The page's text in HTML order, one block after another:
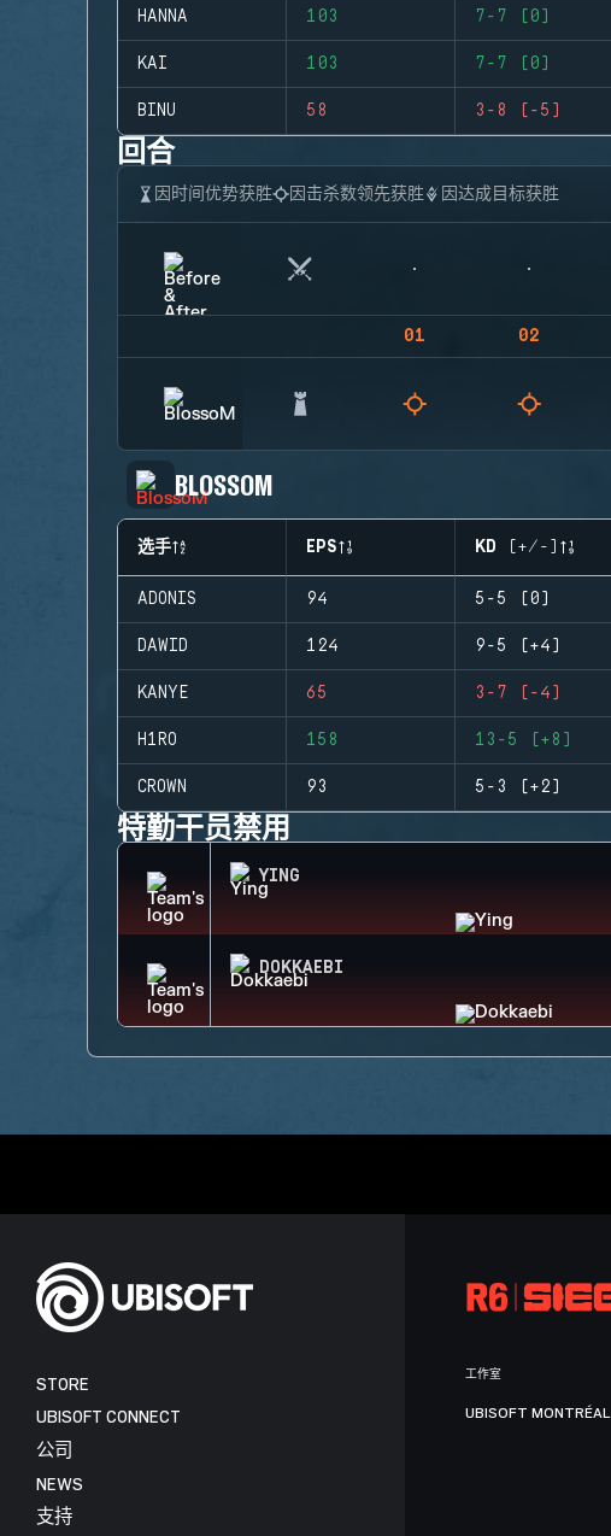
HANNA 103 7-7 (0)
KAI 103 7-7 (0)
BINU 58 3-8 (-5)
回合
因时间优势获胜 因击杀数领先获胜 因达成目标获胜
01 02
BLOSSOM
选手 EPS KD (+/-)
ADONIS 94 5-5 (0)
DAWID 124 9-5 (+4)
KANYE 65 3-7 (-4)
H1RO 158 13-5 (+8)
CROWN 93 5-3 (+2)
特勤干员禁用
YING
DOKKAEBI
STORE
UBISOFT CONNECT
公司
NEWS
支持
工作室
UBISOFT MONTRÉAL